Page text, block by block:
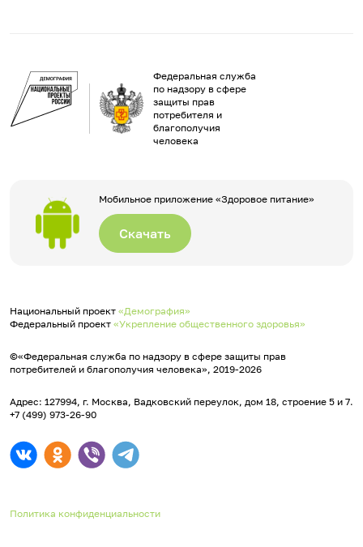
Федеральная служба
по надзору в сфере
защиты прав
потребителя и
благополучия
человека
Мобильное приложение «Здоровое питание»
Скачать
Национальный проект «Демография»
Федеральный проект «Укрепление общественного здоровья»
©«Федеральная служба по надзору в сфере защиты прав
потребителей и благополучия человека», 2019-2026
Адрес: 127994, г. Москва, Вадковский переулок, дом 18, строение 5 и 7.
+7 (499) 973-26-90
Политика конфиденциальности